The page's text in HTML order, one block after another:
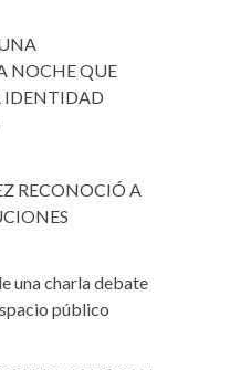
NOCHE QUE
IDENTIDAD
RECONOCIÓ A
una charla debate
público